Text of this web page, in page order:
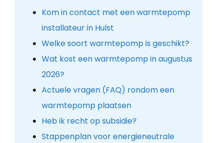
Kom in contact met een warmtepomp
installateur in Hulst
Welke soort warmtepomp is geschikt?
Wat kost een warmtepomp in augustus
2026?
Actuele vragen (FAQ) rondom een
warmtepomp plaatsen
Heb ik recht op subsidie?
Stappenplan voor energieneutrale